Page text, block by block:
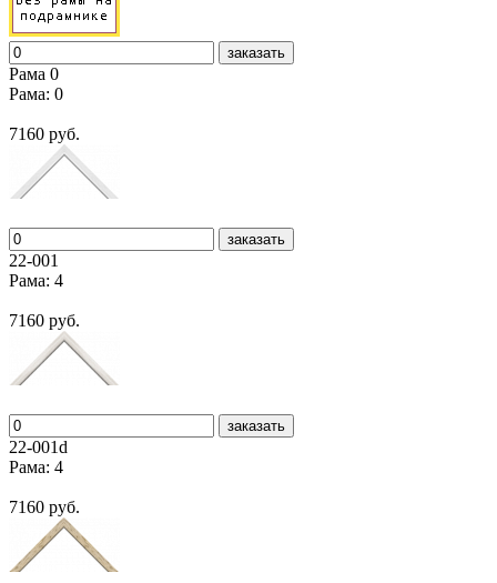
заказать
Рама 0
Рама: 0
7160 руб.
заказать
22-001
Рама: 4
7160 руб.
заказать
22-001d
Рама: 4
7160 руб.